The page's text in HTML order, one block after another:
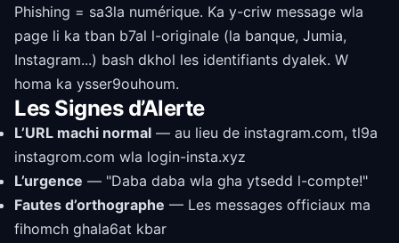
Phishing = sa3la numérique. Ka y-criw message wla
page li ka tban b7al l-originale (la banque, Jumia,
Instagram...) bash dkhol les identifiants dyalek. W
homa ka ysser9ouhoum.
Les Signes d’Alerte
L’URL machi normal — au lieu de instagram.com, tl9a
instagrom.com wla login-insta.xyz
L’urgence — "Daba daba wla gha ytsedd l-compte!"
Fautes d’orthographe — Les messages officiaux ma
fihomch ghala6at kbar